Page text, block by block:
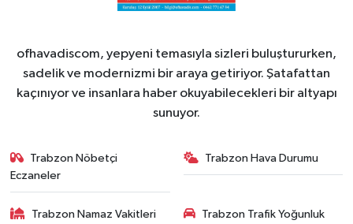
ofhavadiscom, yepyeni temasıyla sizleri buluştururken,
sadelik ve modernizmi bir araya getiriyor. Şatafattan
kaçınıyor ve insanlara haber okuyabilecekleri bir altyapı
sunuyor.
Trabzon Nöbetçi
Eczaneler
Trabzon Hava Durumu
Trabzon Namaz Vakitleri
Trabzon Trafik Yoğunluk